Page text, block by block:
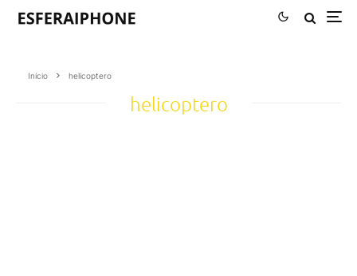
Inicio helicoptero
helicoptero